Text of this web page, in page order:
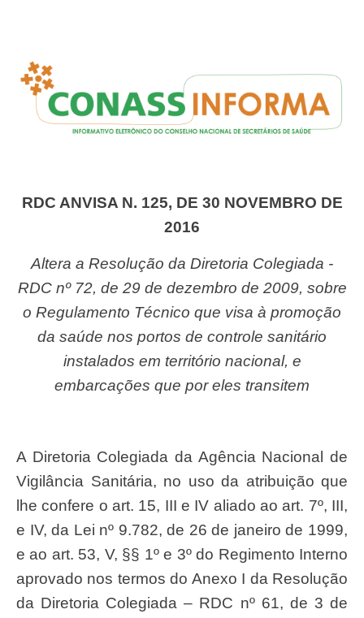
RDC ANVISA N. 125, DE 30 NOVEMBRO DE
2016
Altera a Resolução da Diretoria Colegiada -
RDC nº 72, de 29 de dezembro de 2009, sobre
o Regulamento Técnico que visa à promoção
da saúde nos portos de controle sanitário
instalados em território nacional, e
embarcações que por eles transitem
A Diretoria Colegiada da Agência Nacional de
Vigilância Sanitária, no uso da atribuição que
lhe confere o art. 15, III e IV aliado ao art. 7º, III,
e IV, da Lei nº 9.782, de 26 de janeiro de 1999,
e ao art. 53, V, §§ 1º e 3º do Regimento Interno
aprovado nos termos do Anexo I da Resolução
da Diretoria Colegiada – RDC nº 61, de 3 de